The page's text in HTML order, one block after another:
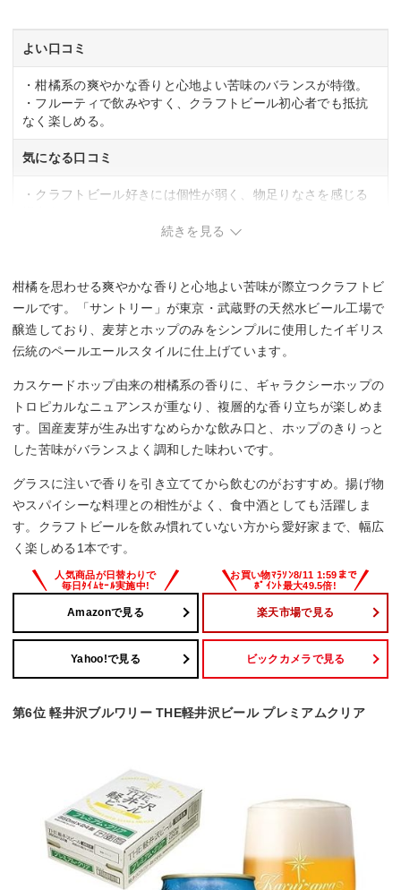
よい口コミ
・柑橘系の爽やかな香りと心地よい苦味のバランスが特徴。
・フルーティで飲みやすく、クラフトビール初心者でも抵抗
なく楽しめる。
気になる口コミ
・クラフトビール好きには個性が弱く、物足りなさを感じる
続きを見る
柑橘を思わせる爽やかな香りと心地よい苦味が際立つクラフトビ
ールです。「サントリー」が東京・武蔵野の天然水ビール工場で
醸造しており、麦芽とホップのみをシンプルに使用したイギリス
伝統のペールエールスタイルに仕上げています。
カスケードホップ由来の柑橘系の香りに、ギャラクシーホップの
トロピカルなニュアンスが重なり、複層的な香り立ちが楽しめま
す。国産麦芽が生み出すなめらかな飲み口と、ホップのきりっと
した苦味がバランスよく調和した味わいです。
グラスに注いで香りを引き立ててから飲むのがおすすめ。揚げ物
やスパイシーな料理との相性がよく、食中酒としても活躍しま
す。クラフトビールを飲み慣れていない方から愛好家まで、幅広
く楽しめる1本です。
Amazonで見る 楽天市場で見る
Yahoo!で見る ビックカメラで見る
第6位 軽井沢ブルワリー THE軽井沢ビール プレミアムクリア